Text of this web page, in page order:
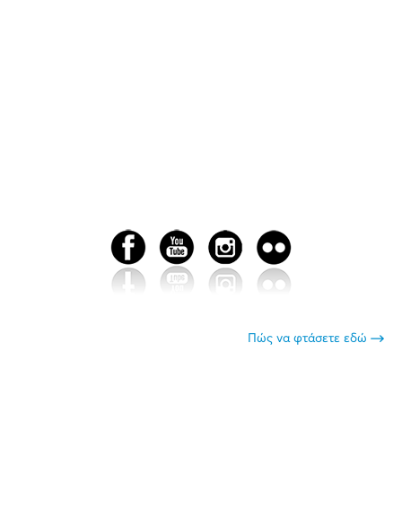
Πώς να φτάσετε εδώ